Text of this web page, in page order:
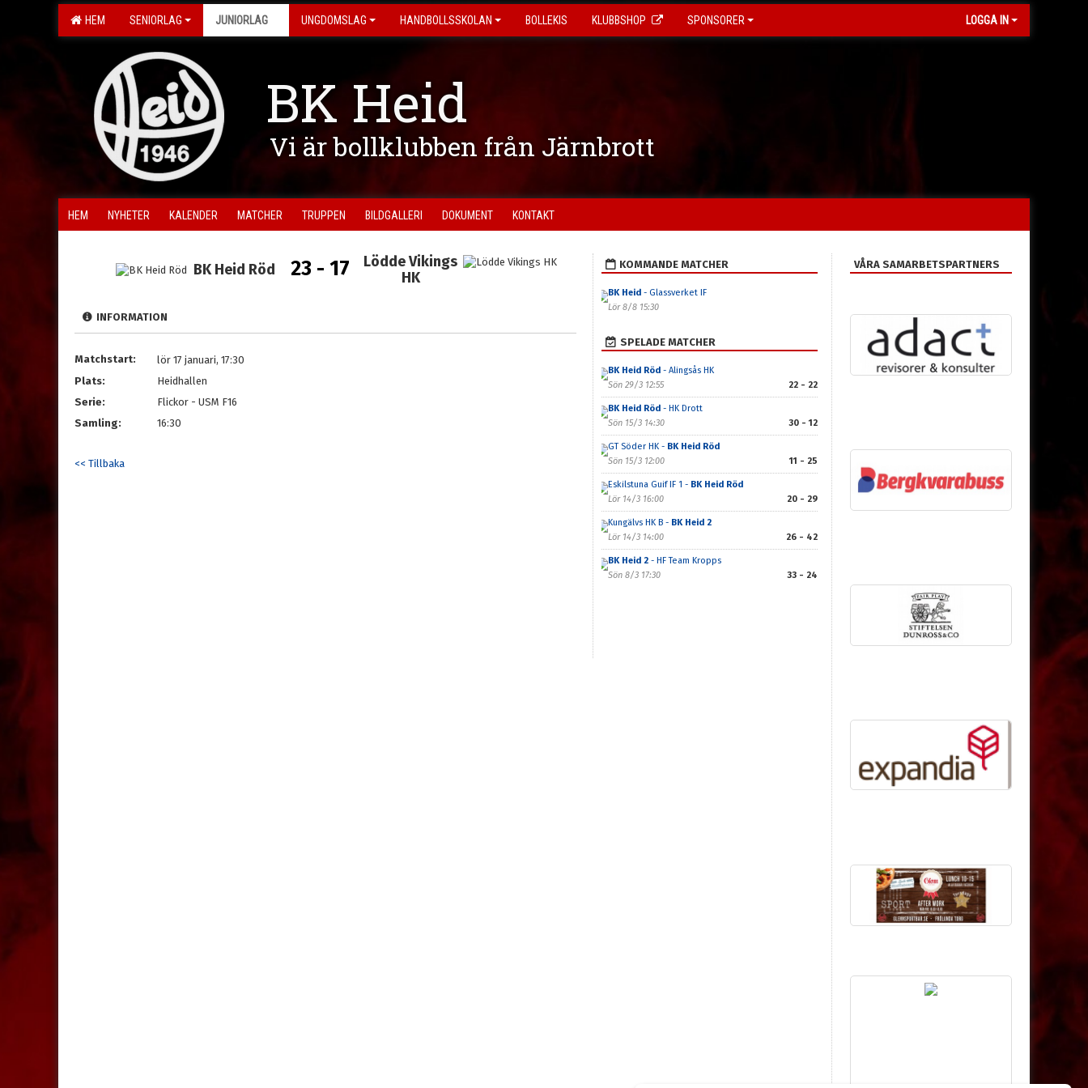
HEM SENIORLAG JUNIORLAG UNGDOMSLAG HANDBOLLSSKOLAN BOLLEKIS KLUBBSHOP SPONSORER LOGGA IN
BK Heid
Vi är bollklubben från Järnbrott
HEM NYHETER KALENDER MATCHER TRUPPEN BILDGALLERI DOKUMENT KONTAKT
BK Heid Röd 23 - 17
Lödde Vikings
HK
INFORMATION
Matchstart:
lör 17 januari, 17:30
Plats:
Heidhallen
Serie:
Flickor - USM F16
Samling:
16:30
<< Tillbaka
KOMMANDE MATCHER
BK Heid- Glassverket IF
Lör 8/8 15:30
SPELADE MATCHER
BK Heid Röd- Alingsås HK
Sön 29/3 12:55
22 - 22
BK Heid Röd- HK Drott
Sön 15/3 14:30
30 - 12
GT Söder HK - BK Heid Röd
Sön 15/3 12:00
11 - 25
Eskilstuna Guif IF 1 - BK Heid Röd
Lör 14/3 16:00
20 - 29
Kungälvs HK B - BK Heid 2
Lör 14/3 14:00
26 - 42
BK Heid 2- HF Team Kropps
Sön 8/3 17:30
33 - 24
VÅRA SAMARBETSPARTNERS